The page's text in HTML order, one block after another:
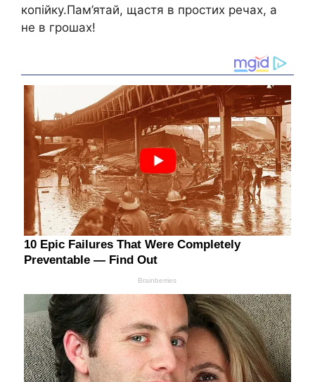
копійку.Пам’ятай, щастя в простих речах, а
не в грошах!